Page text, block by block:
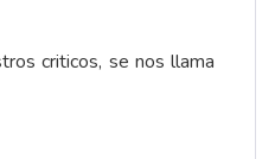
criticos, se nos llama